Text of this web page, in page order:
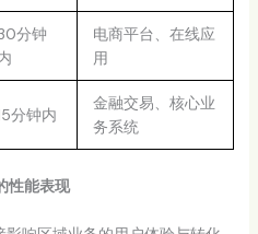
分钟
电商平台、在线应
用
分钟内
金融交易、核心业
务系统
性能表现